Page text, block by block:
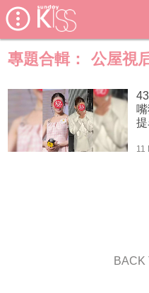
專題合輯： 公屋視
提
11
BACK